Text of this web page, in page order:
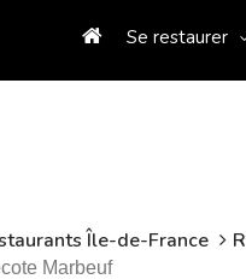
Se restaurer
Île-de-France
Marbeuf